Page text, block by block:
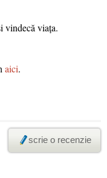
vindecă viața.
aici.
scrie o recenzie